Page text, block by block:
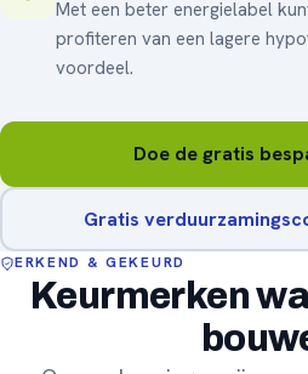
Met een beter energielabel
profiteren van een lagere
voordeel.
Doe de gratis
Gratis
ERKEND & GEKEURD
Keurmerken